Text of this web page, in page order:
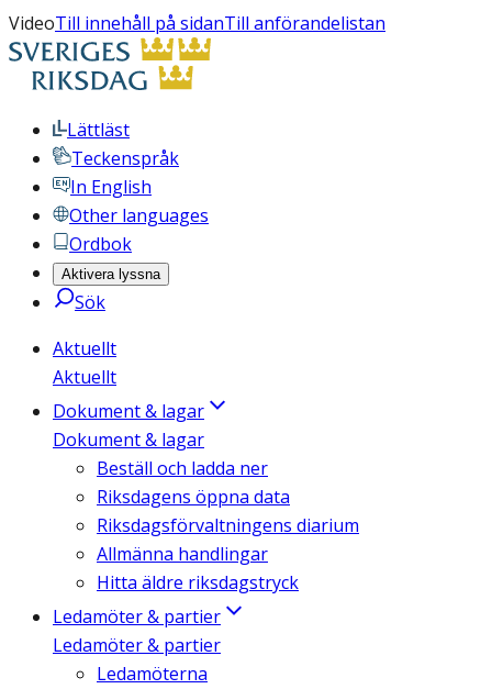
VideoTill innehåll på sidanTill anförandelistan
Lättläst
Teckenspråk
In English
Other languages
Ordbok
Aktivera lyssna
Sök
Aktuellt
Aktuellt
Dokument & lagar
Dokument & lagar
Beställ och ladda ner
Riksdagens öppna data
Riksdagsförvaltningens diarium
Allmänna handlingar
Hitta äldre riksdagstryck
Ledamöter & partier
Ledamöter & partier
Ledamöterna